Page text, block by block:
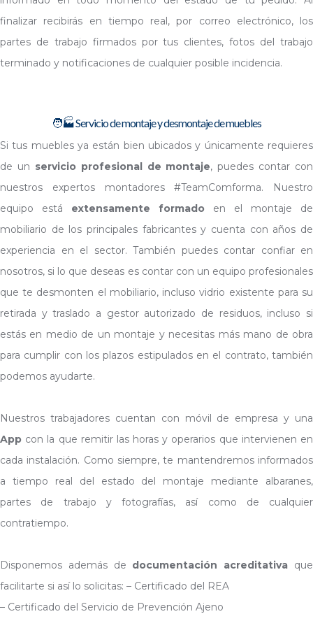
finalizar recibirás en tiempo real, por correo electrónico, los
partes de trabajo firmados por tus clientes, fotos del trabajo
terminado y notificaciones de cualquier posible incidencia.
🧑🏭 Servicio de montaje y desmontaje de muebles
Si tus muebles ya están bien ubicados y únicamente requieres
de un servicio profesional de montaje, puedes contar con
nuestros expertos montadores #TeamComforma. Nuestro
equipo está extensamente formado en el montaje de
mobiliario de los principales fabricantes y cuenta con años de
experiencia en el sector. También puedes contar confiar en
nosotros, si lo que deseas es contar con un equipo profesionales
que te desmonten el mobiliario, incluso vidrio existente para su
retirada y traslado a gestor autorizado de residuos, incluso si
estás en medio de un montaje y necesitas más mano de obra
para cumplir con los plazos estipulados en el contrato, también
podemos ayudarte.
Nuestros trabajadores cuentan con móvil de empresa y una
App con la que remitir las horas y operarios que intervienen en
cada instalación. Como siempre, te mantendremos informados
a tiempo real del estado del montaje mediante albaranes,
partes de trabajo y fotografías, así como de cualquier
contratiempo.
Disponemos además de documentación acreditativa que
facilitarte si así lo solicitas: – Certificado del REA
– Certificado del Servicio de Prevención Ajeno